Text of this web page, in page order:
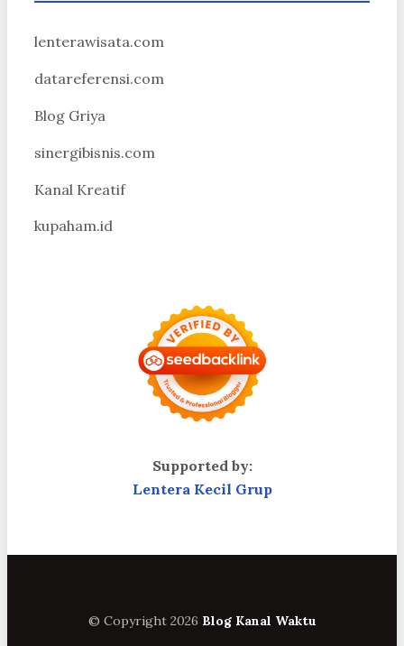
lenterawisata.com
datareferensi.com
Blog Griya
sinergibisnis.com
Kanal Kreatif
kupaham.id
Supported by:
Lentera Kecil Grup
© Copyright 2026 Blog Kanal Waktu